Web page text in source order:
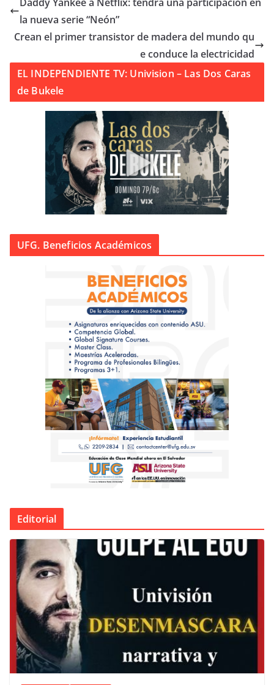
la nueva serie “Neón”
Crean el primer transistor de madera del mundo qu
e conduce la electricidad
EL INDEPENDIENTE TV: Univision – Las Dos Caras
de Bukele
UFG. Beneficios Académicos
Editorial